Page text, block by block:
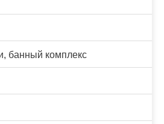
банный комплекс